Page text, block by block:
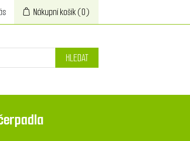
Nákupní košík(0)
HLEDAT